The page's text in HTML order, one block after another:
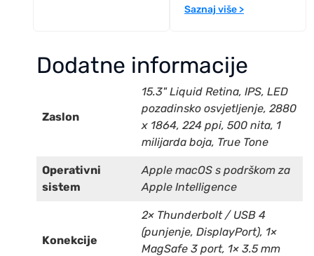
Saznaj više >
Dodatne informacije
Zaslon
15.3" Liquid Retina, IPS, LED
pozadinsko osvjetljenje, 2880
x 1864, 224 ppi, 500 nita, 1
milijarda boja, True Tone
Operativni
sistem
Apple macOS s podrškom za
Apple Intelligence
Konekcije
2× Thunderbolt / USB 4
(punjenje, DisplayPort), 1×
MagSafe 3 port, 1× 3.5 mm